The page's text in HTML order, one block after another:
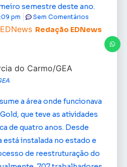
semestre deste ano.
Redação EDNews
pm Sem Comentários
a área onde funcionava
que teve as atividades
de quatro anos. Desde
instalada no estado e
de reestruturação do